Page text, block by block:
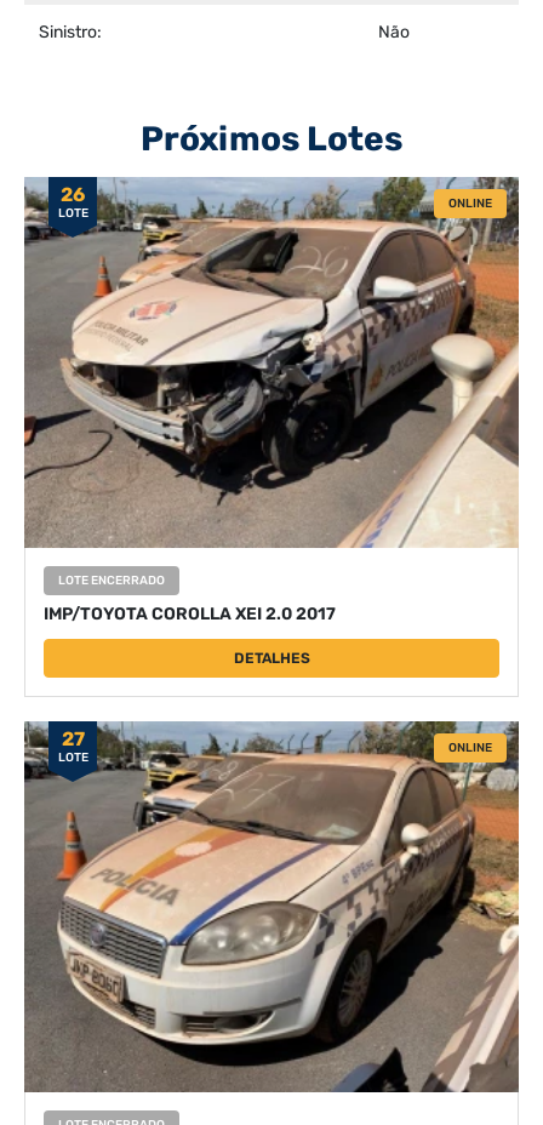
Sinistro: Não
Próximos Lotes
26
LOTE
ONLINE
LOTE ENCERRADO
IMP/TOYOTA COROLLA XEI 2.0 2017
DETALHES
27
LOTE
ONLINE